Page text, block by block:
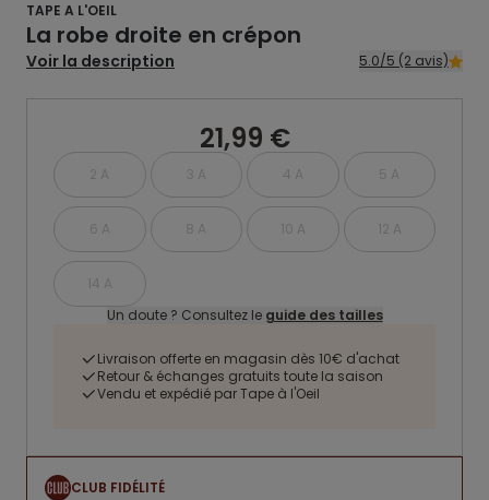
TAPE A L'OEIL
La robe droite en crépon
Voir la description 5.0/5 (2 avis)
21,99 €
2 A 3 A 4 A 5 A
6 A 8 A 10 A 12 A
14 A
Un doute ? Consultez le guide des tailles
Livraison offerte en magasin dès 10€ d'achat
Retour & échanges gratuits toute la saison
Vendu et expédié par Tape à l'Oeil
CLUB FIDÉLITÉ